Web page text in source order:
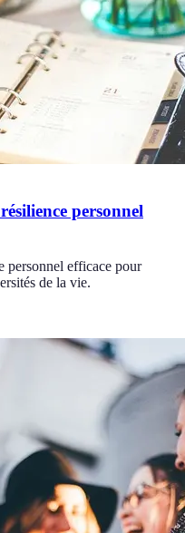
personnel
personnel efficace pour
de la vie.